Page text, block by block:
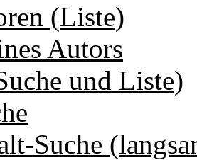
(Liste)
Autors
und Liste)
Suche